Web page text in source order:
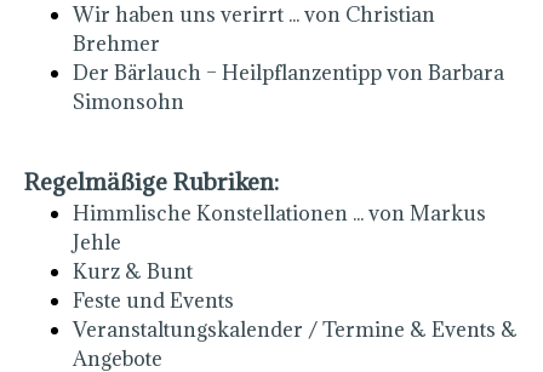
Wir haben uns verirrt ... von Christian
Brehmer
Der Bärlauch – Heilpflanzentipp von Barbara
Simonsohn
Regelmäßige Rubriken:
Himmlische Konstellationen ... von Markus
Jehle
Kurz & Bunt
Feste und Events
Veranstaltungskalender / Termine & Events &
Angebote